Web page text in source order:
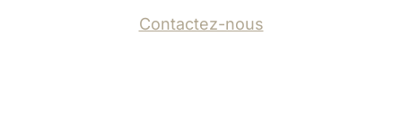
Contactez-nous